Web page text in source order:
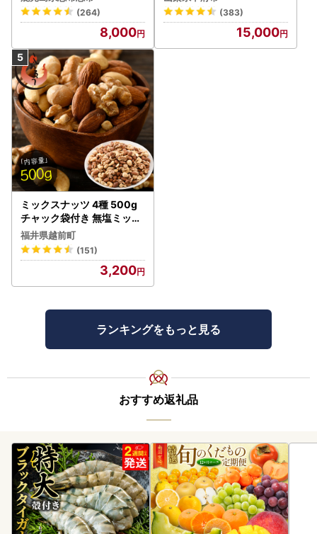
1.8kg(900g×2袋) p8-142
-2w
(264)
8,000
ス (383)
15,000
ミックスナッツ 4種 500g
チャック袋付き 無塩ミック
スナッツ！ [e70-a021]
福井県越前町
(151)
3,200
ランキングをもっと見る
おすすめ返礼品